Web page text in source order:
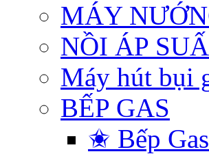
MÁY
NỒI ÁP
Máy hút bụi
BẾP GAS
✬ Bếp